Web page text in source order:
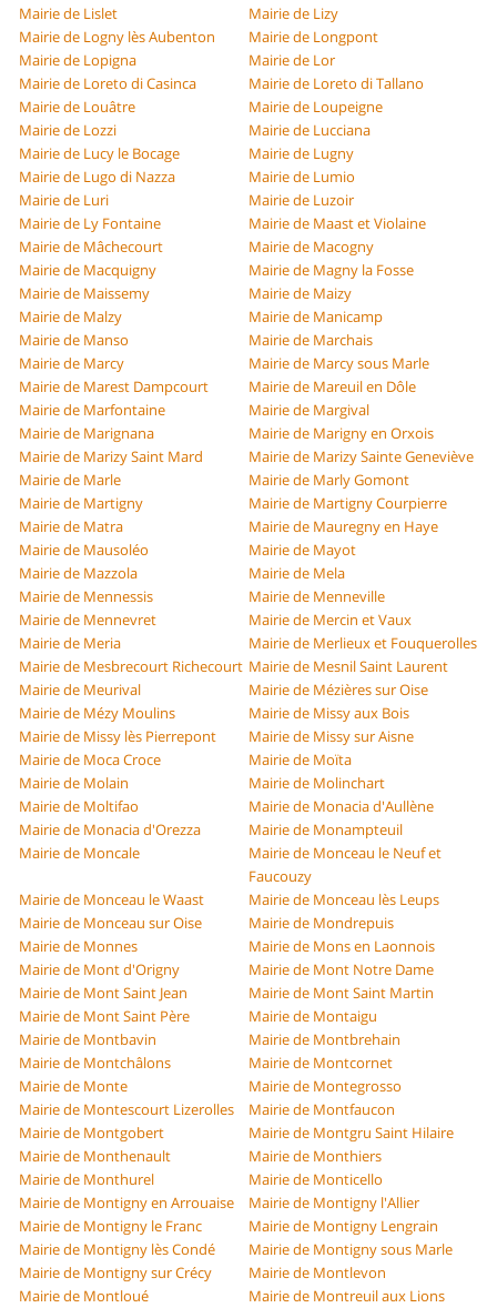
Mairie de Lislet
Mairie de Lizy
Mairie de Logny lès Aubenton
Mairie de Longpont
Mairie de Lopigna
Mairie de Lor
Mairie de Loreto di Casinca
Mairie de Loreto di Tallano
Mairie de Louâtre
Mairie de Loupeigne
Mairie de Lozzi
Mairie de Lucciana
Mairie de Lucy le Bocage
Mairie de Lugny
Mairie de Lugo di Nazza
Mairie de Lumio
Mairie de Luri
Mairie de Luzoir
Mairie de Ly Fontaine
Mairie de Maast et Violaine
Mairie de Mâchecourt
Mairie de Macogny
Mairie de Macquigny
Mairie de Magny la Fosse
Mairie de Maissemy
Mairie de Maizy
Mairie de Malzy
Mairie de Manicamp
Mairie de Manso
Mairie de Marchais
Mairie de Marcy
Mairie de Marcy sous Marle
Mairie de Marest Dampcourt
Mairie de Mareuil en Dôle
Mairie de Marfontaine
Mairie de Margival
Mairie de Marignana
Mairie de Marigny en Orxois
Mairie de Marizy Saint Mard
Mairie de Marizy Sainte Geneviève
Mairie de Marle
Mairie de Marly Gomont
Mairie de Martigny
Mairie de Martigny Courpierre
Mairie de Matra
Mairie de Mauregny en Haye
Mairie de Mausoléo
Mairie de Mayot
Mairie de Mazzola
Mairie de Mela
Mairie de Mennessis
Mairie de Menneville
Mairie de Mennevret
Mairie de Mercin et Vaux
Mairie de Meria
Mairie de Merlieux et Fouquerolles
Mairie de Mesbrecourt Richecourt Mairie de Mesnil Saint Laurent
Mairie de Meurival
Mairie de Mézières sur Oise
Mairie de Mézy Moulins
Mairie de Missy aux Bois
Mairie de Missy lès Pierrepont
Mairie de Missy sur Aisne
Mairie de Moca Croce
Mairie de Moïta
Mairie de Molain
Mairie de Molinchart
Mairie de Moltifao
Mairie de Monacia d'Aullène
Mairie de Monacia d'Orezza
Mairie de Monampteuil
Mairie de Moncale
Mairie de Monceau le Neuf et
Faucouzy
Mairie de Monceau le Waast
Mairie de Monceau lès Leups
Mairie de Monceau sur Oise
Mairie de Mondrepuis
Mairie de Monnes
Mairie de Mons en Laonnois
Mairie de Mont d'Origny
Mairie de Mont Notre Dame
Mairie de Mont Saint Jean
Mairie de Mont Saint Martin
Mairie de Mont Saint Père
Mairie de Montaigu
Mairie de Montbavin
Mairie de Montbrehain
Mairie de Montchâlons
Mairie de Montcornet
Mairie de Monte
Mairie de Montegrosso
Mairie de Montescourt Lizerolles
Mairie de Montfaucon
Mairie de Montgobert
Mairie de Montgru Saint Hilaire
Mairie de Monthenault
Mairie de Monthiers
Mairie de Monthurel
Mairie de Monticello
Mairie de Montigny en Arrouaise
Mairie de Montigny l'Allier
Mairie de Montigny le Franc
Mairie de Montigny Lengrain
Mairie de Montigny lès Condé
Mairie de Montigny sous Marle
Mairie de Montigny sur Crécy
Mairie de Montlevon
Mairie de Montloué
Mairie de Montreuil aux Lions